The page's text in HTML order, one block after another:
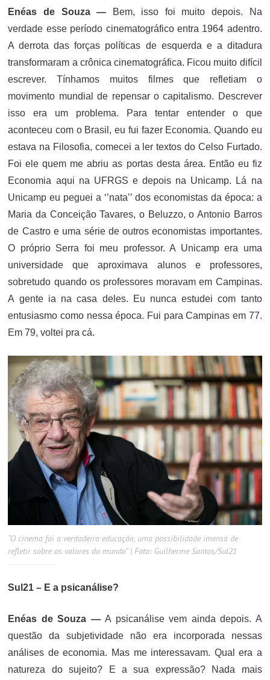
Enéas de Souza — Bem, isso foi muito depois. Na
verdade esse período cinematográfico entra 1964 adentro.
A derrota das forças políticas de esquerda e a ditadura
transformaram a crônica cinematográfica. Ficou muito difícil
escrever. Tínhamos muitos filmes que refletiam o
movimento mundial de repensar o capitalismo. Descrever
isso era um problema. Para tentar entender o que
aconteceu com o Brasil, eu fui fazer Economia. Quando eu
estava na Filosofia, comecei a ler textos do Celso Furtado.
Foi ele quem me abriu as portas desta área. Então eu fiz
Economia aqui na UFRGS e depois na Unicamp. Lá na
Unicamp eu peguei a ‘’nata’’ dos economistas da época: a
Maria da Conceição Tavares, o Beluzzo, o Antonio Barros
de Castro e uma série de outros economistas importantes.
O próprio Serra foi meu professor. A Unicamp era uma
universidade que aproximava alunos e professores,
sobretudo quando os professores moravam em Campinas.
A gente ia na casa deles. Eu nunca estudei com tanto
entusiasmo como nessa época. Fui para Campinas em 77.
Em 79, voltei pra cá.
“O cinema foi a verdadeira educação, uma possibilidade imensa de
refletir sobre os valores do mundo” | Foto: Guilherme Santos/Sul21
Sul21 – E a psicanálise?
Enéas de Souza —A psicanálise vem ainda depois. A
questão da subjetividade não era incorporada nessas
análises de economia. Mas me interessavam. Qual era a
natureza do sujeito? E a sua expressão? Nada mais